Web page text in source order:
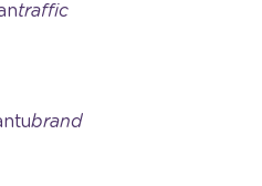
traffic
brand